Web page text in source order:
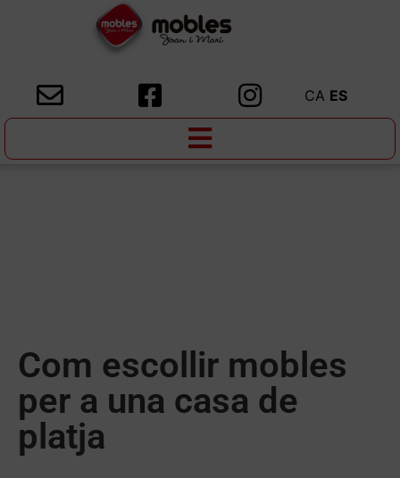
CA ES
Com escollir mobles
per a una casa de
platja